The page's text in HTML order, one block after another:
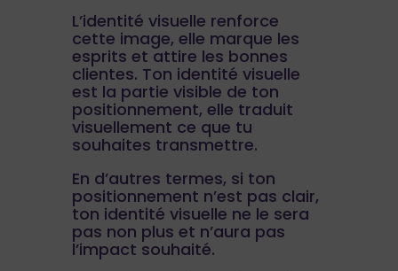
L’identité visuelle renforce
cette image, elle marque les
esprits et attire les bonnes
clientes. Ton identité visuelle
est la partie visible de ton
positionnement, elle traduit
visuellement ce que tu
souhaites transmettre.
En d’autres termes, si ton
positionnement n’est pas clair,
ton identité visuelle ne le sera
pas non plus et n’aura pas
l’impact souhaité.